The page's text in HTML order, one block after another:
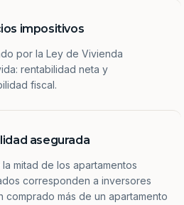
impositivos
por la Ley de Vivienda
rentabilidad neta y
fiscal.
asegurada
mitad de los apartamentos
corresponden a inversores
comprado más de un apartamento